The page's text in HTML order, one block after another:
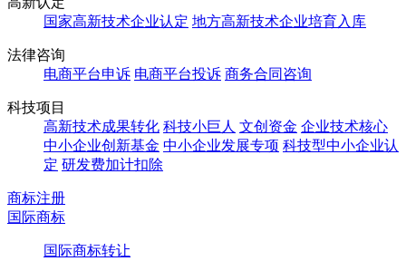
国家高新技术企业认定 地方高新技术企业培育入库
法律咨询
电商平台申诉 电商平台投诉 商务合同咨询
科技项目
高新技术成果转化 科技小巨人 文创资金 企业技术核心
中小企业创新基金 中小企业发展专项 科技型中小企业认
定 研发费加计扣除
商标注册
国际商标
国际商标转让